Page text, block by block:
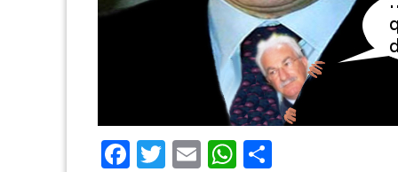
Facebook
TwitterEmailWhatsApp